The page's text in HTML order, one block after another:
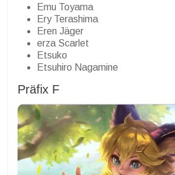
Emu Toyama
Ery Terashima
Eren Jäger
erza Scarlet
Etsuko
Etsuhiro Nagamine
Präfix F